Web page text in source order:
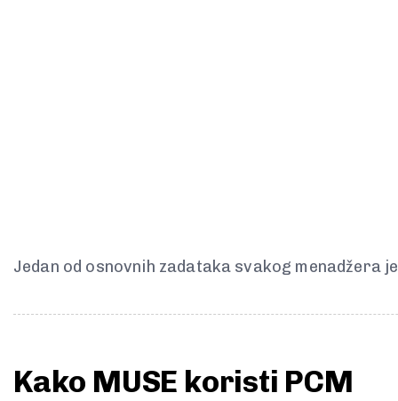
Jedan od osnovnih zadataka svakog menadžera
Kako MUSE koristi PCM